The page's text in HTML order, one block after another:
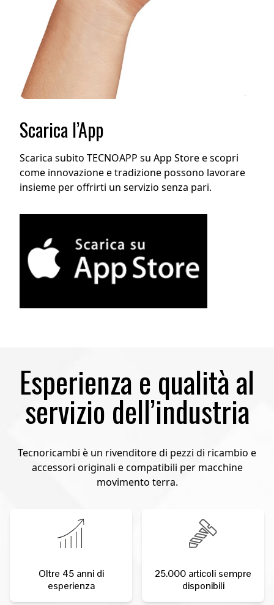
Scarica l’App
Scarica subito TECNOAPP su App Store e scopri
come innovazione e tradizione possono lavorare
insieme per offrirti un servizio senza pari.
Esperienza e qualità al
servizio dell’industria
Tecnoricambi è un rivenditore di pezzi di ricambio e
accessori originali e compatibili per macchine
movimento terra.
Oltre 45 anni di
esperienza
25.000 articoli sempre
disponibili